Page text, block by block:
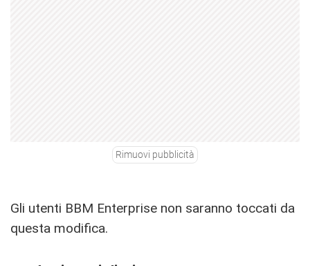
Rimuovi pubblicità
Gli utenti BBM Enterprise non saranno toccati da
questa modifica.